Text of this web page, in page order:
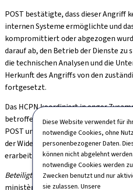
Diese Website verwendet für
notwendige Cookies, ohne
personenbezogener Daten.
können nicht abgelehnt
notwendige Cookies werden
Zwecken benutzt und nur
sie zulassen. Unsere
POST bestätigte, dass dieser Angriff
internen Systeme ermöglichte und
kompromittiert oder abgezogen
darauf ab, den Betrieb der Dienste zu
die technischen Analysen und die
Herkunft des Angriffs von den
fortgesetzt.
Das HCPN koordiniert in enger
betroffenen Akteuren die detaillierte
POST und seiner Auswirkungen, um
der Widerstandsfähigkeit der
erarbeiten.
Beteiligte:
ministère d'État, ministère
ministère des Affaires intérieures,